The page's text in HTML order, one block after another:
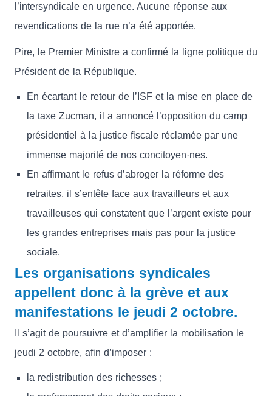
l’intersyndicale en urgence. Aucune réponse aux
revendications de la rue n’a été apportée.
Pire, le Premier Ministre a confirmé la ligne politique du
Président de la République.
En écartant le retour de l’ISF et la mise en place de
la taxe Zucman, il a annoncé l’opposition du camp
présidentiel à la justice fiscale réclamée par une
immense majorité de nos concitoyen·nes.
En affirmant le refus d’abroger la réforme des
retraites, il s’entête face aux travailleurs et aux
travailleuses qui constatent que l’argent existe pour
les grandes entreprises mais pas pour la justice
sociale.
Les organisations syndicales
appellent donc à la grève et aux
manifestations le jeudi 2 octobre.
Il s’agit de poursuivre et d’amplifier la mobilisation le
jeudi 2 octobre, afin d’imposer :
la redistribution des richesses ;